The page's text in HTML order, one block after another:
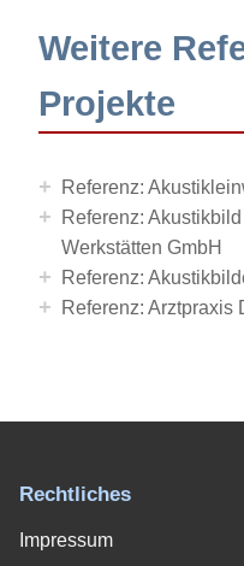
Weitere
Projekte
+ Referenz:
+
Referenz:
Werkstätten GmbH
+ Referenz:
+ Referenz: Arztpraxis
Rechtliches
Impressum